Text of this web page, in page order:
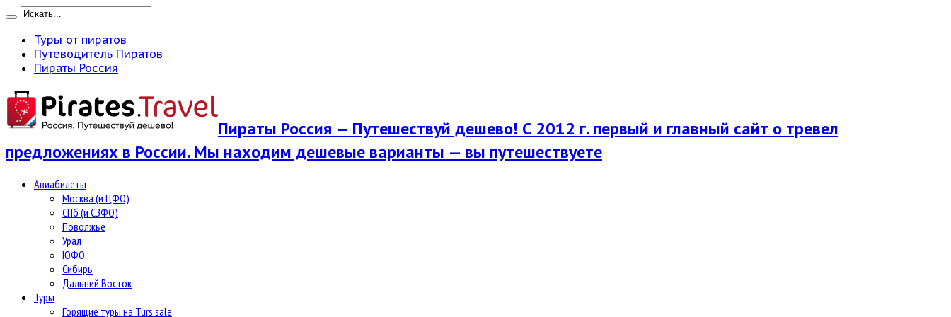
Туры от пиратов
Путеводитель Пиратов
Пираты Россия
Пираты Россия — Путешествуй дешево! С 2012 г. первый и главный сайт о тревел
предложениях в России. Мы находим дешевые варианты — вы путешествуете
Авиабилеты
Москва (и ЦФО)
СПб (и СЗФО)
Поволжье
Урал
ЮФО
Сибирь
Дальний Восток
Туры
Горящие туры на Turs.sale